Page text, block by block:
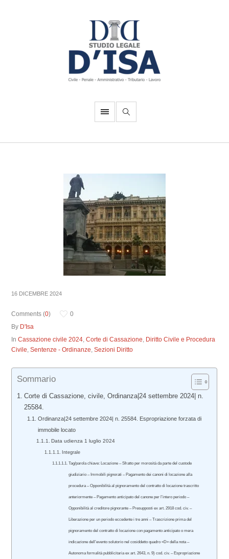
16 DICEMBRE 2024
Comments (0)
0
By D'Isa
InCassazione civile 2024,Corte di Cassazione, Diritto Civile e Procedura
Civile,Sentenze - Ordinanze,Sezioni Diritto
Sommario
Corte di Cassazione, civile, Ordinanza|24 settembre 2024| n.
25584.
Ordinanza|24 settembre 2024| n. 25584. Espropriazione forzata di
immobile locato
Data udienza 1 luglio 2024
Integrale
Tag/parola chiave: Locazione – Sfratto per morosità da parte del custode
giudiziario – Immobili pignorati – Pagamento dei canoni di locazione alla
procedura – Opponibilità al pignoramento del contratto di locazione trascritto
anteriormente – Pagamento anticipato del canone per l’intero periodo –
Opponibilità al creditore pignorante – Presupposti ex art. 2918 cod. civ. –
Liberazione per un periodo eccedente i tre anni – Trascrizione prima del
pignoramento del contratto di locazione con pagamento anticipato o mera
indicazione dell’evento solutorio nel cosiddetto quadro «D» della nota –
Autonoma formalità pubblicitaria ex art. 2643, n. 9) cod. civ. – Espropriazione